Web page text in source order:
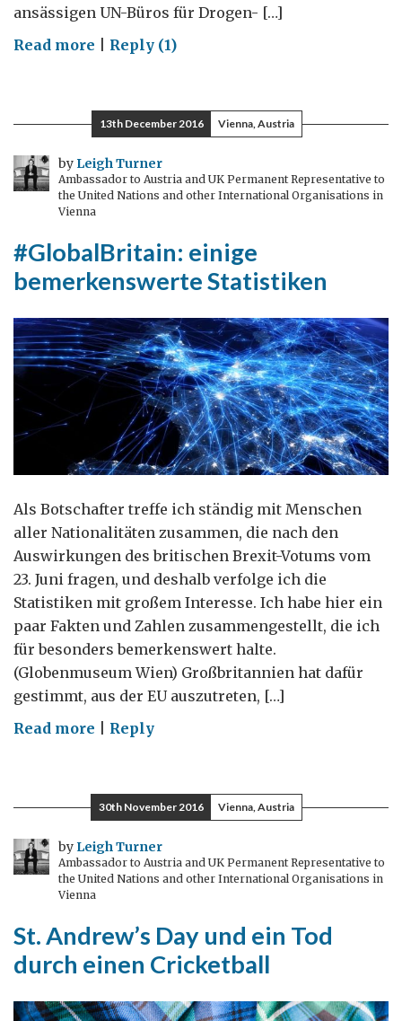
ansässigen UN-Büros für Drogen- […]
Read more on
bekämpfen
–
in
Wien
Reply (1)
13th December 2016 Vienna, Austria
by Leigh Turner
Ambassador to Austria and UK Permanent Representative to
the United Nations and other International Organisations in
Vienna
#GlobalBritain: einige
bemerkenswerte Statistiken
Als Botschafter treffe ich ständig mit Menschen
aller Nationalitäten zusammen, die nach den
Auswirkungen des britischen Brexit-Votums vom
23. Juni fragen, und deshalb verfolge ich die
Statistiken mit großem Interesse. Ich habe hier ein
paar Fakten und Zahlen zusammengestellt, die ich
für besonders bemerkenswert halte.
(Globenmuseum Wien) Großbritannien hat dafür
gestimmt, aus der EU auszutreten, […]
Read more on
bemerkenswerte
Statistiken
Reply
30th November 2016 Vienna, Austria
by Leigh Turner
Ambassador to Austria and UK Permanent Representative to
the United Nations and other International Organisations in
Vienna
St. Andrew’s Day und ein Tod
durch einen Cricketball